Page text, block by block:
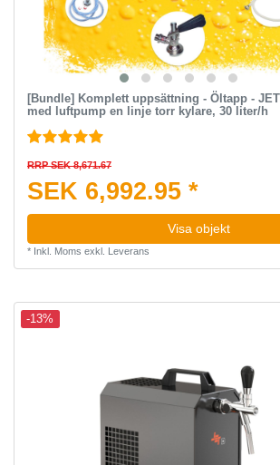
[Bundle] Komplett uppsättning - Öltapp -
med luftpump en linje torr kylare, 30 liter/h
RRP SEK 8,671.67
SEK 6,992.95 *
Visa objekt
* Inkl. Moms exkl. Leverans
-13%